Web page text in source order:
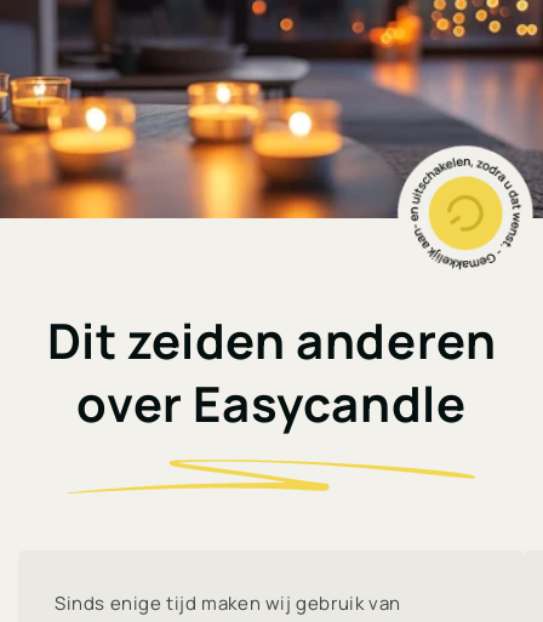
Dit zeiden anderen
over Easycandle
Sinds enige tijd maken wij gebruik van